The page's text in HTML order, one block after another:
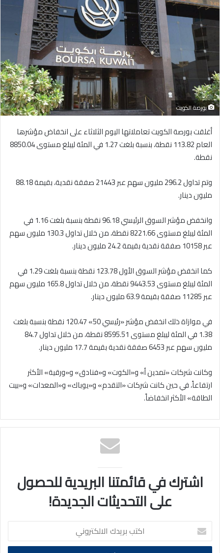
بورصة الكويت
أغلقت بورصة الكويت تعاملاتها اليوم الثلاثاء على انخفاض مؤشرها
العام 113.82 نقطة، بنسبة بلغت 1.27 في المئة ليبلغ مستوى 8850.04
نقطة.
وتم تداول 296.2 مليون سهم عبر 21443 صفقة نقدية، بقيمة 88.18
مليون دينار.
وانخفض مؤشر السوق الرئيسي 96.18 نقطة بنسبة بلغت 1.16 في
المئة ليبلغ مستوى 8221.66 نقطة، من خلال تداول 130.3 مليون سهم
عبر 10158 صفقة نقدية بقيمة 24.2 مليون دينار.
كما انخفض مؤشر السوق الأول 123.78 نقطة بنسبة بلغت 1.29 في
المئة ليبلغ مستوى 9443.53 نقطة، من خلال تداول 165.8 مليون سهم
عبر 11285 صفقة بقيمة 63.9 مليون دينار.
في موازاة ذلك انخفض مؤشر «رئيسي 50» 120.47 نقطة بنسبة بلغت
1.38 في المئة ليبلغ مستوى 8595.51 نقطة، من خلال تداول 84.7
مليون سهم عبر 6453 صفقة نقدية بقيمة 17.7 مليون دينار.
وكانت شركات «تمدين أ» و«الكوت» و«فنادق» و«ورقية» الأكثر
ارتفاعاً، في حين كانت شركات «التقدم» و«يوباك» و«المعدات» و«بيت
الطاقة» الأكثر انخفاضاً.
اشترك في قائمتنا البريدية للحصول
على التحديثات الجديدة!
اكتب
بريدك
الالكتروني